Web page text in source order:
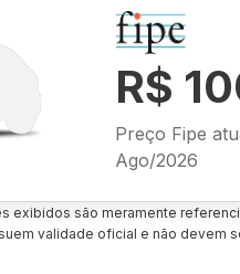
R$
Preço Fipe
Ago/2026
exibidos são meramente
validade oficial e não devem